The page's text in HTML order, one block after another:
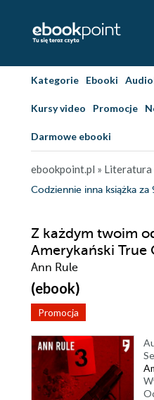
Kategorie Ebooki
Kursy video Promocje
Darmowe ebooki
ebookpoint.pl » Literatura
Codziennie inna książka za
Z każdym twoim
Amerykański True
Ann Rule
(ebook)
Promocja